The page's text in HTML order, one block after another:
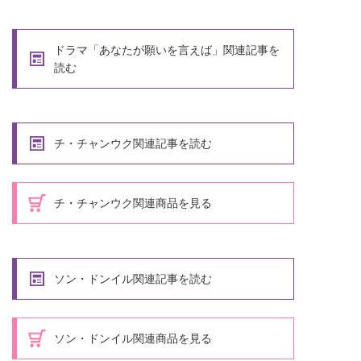
ドラマ「あなたが願いを言えば」関連記事を
読む
チ・チャンウク関連記事を読む
チ・チャンウク関連商品を見る
ソン・ドンイル関連記事を読む
ソン・ドンイル関連商品を見る